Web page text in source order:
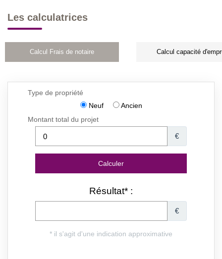
Les calculatrices
Calcul Frais de notaire Calcul capacité